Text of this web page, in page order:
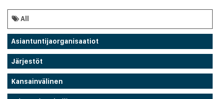
All
Asiantuntijaorganisaatiot
Järjestöt
Kansainvälinen